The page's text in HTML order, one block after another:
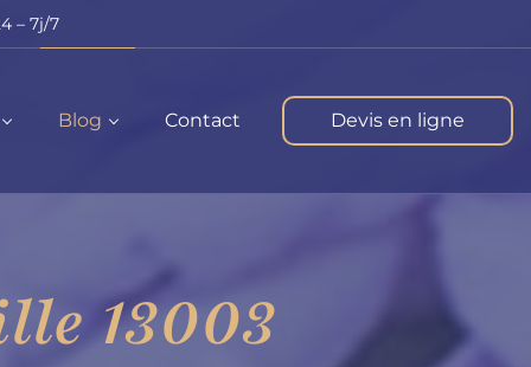
– 7j/7
Blog Contact Devis en ligne
13003